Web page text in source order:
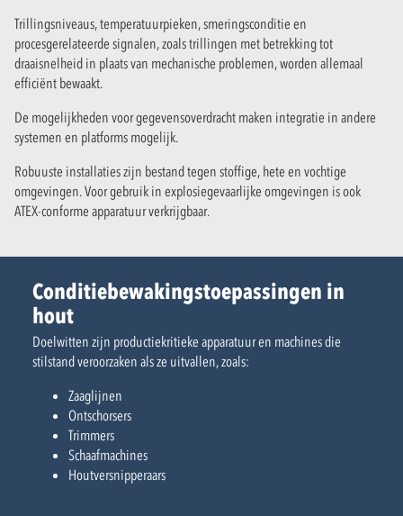
Trillingsniveaus, temperatuurpieken, smeringsconditie en
procesgerelateerde signalen, zoals trillingen met betrekking tot
draaisnelheid in plaats van mechanische problemen, worden allemaal
efficiënt bewaakt.
De mogelijkheden voor gegevensoverdracht maken integratie in andere
systemen en platforms mogelijk.
Robuuste installaties zijn bestand tegen stoffige, hete en vochtige
omgevingen. Voor gebruik in explosiegevaarlijke omgevingen is ook
ATEX-conforme apparatuur verkrijgbaar.
Conditiebewakingstoepassingen in
hout
Doelwitten zijn productiekritieke apparatuur en machines die
stilstand veroorzaken als ze uitvallen, zoals:
Zaaglijnen
Ontschorsers
Trimmers
Schaafmachines
Houtversnipperaars